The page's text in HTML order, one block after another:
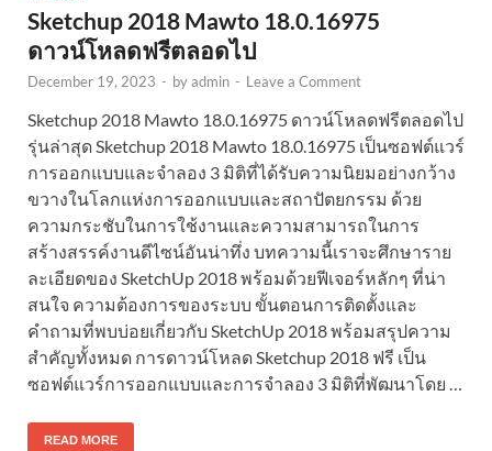
Sketchup 2018 Mawto 18.0.16975
ดาวน์โหลดฟรีตลอดไป
December 19, 2023 - byadmin - Leave a Comment
Sketchup 2018 Mawto 18.0.16975 ดาวน์โหลดฟรีตลอดไป
รุ่นล่าสุด Sketchup 2018 Mawto 18.0.16975 เป็นซอฟต์แวร์
การออกแบบและจำลอง 3 มิติที่ได้รับความนิยมอย่างกว้าง
ขวางในโลกแห่งการออกแบบและสถาปัตยกรรม ด้วย
ความกระชับในการใช้งานและความสามารถในการ
สร้างสรรค์งานดีไซน์อันน่าทึ่ง บทความนี้เราจะศึกษาราย
ละเอียดของ SketchUp 2018 พร้อมด้วยฟีเจอร์หลักๆ ที่น่า
สนใจ ความต้องการของระบบ ขั้นตอนการติดตั้งและ
คำถามที่พบบ่อยเกี่ยวกับ SketchUp 2018 พร้อมสรุปความ
สำคัญทั้งหมด การดาวน์โหลด Sketchup 2018 ฟรี เป็น
ซอฟต์แวร์การออกแบบและการจำลอง 3 มิติที่พัฒนาโดย …
READ MORE